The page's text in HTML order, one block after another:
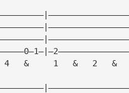
&     1   &   2   &